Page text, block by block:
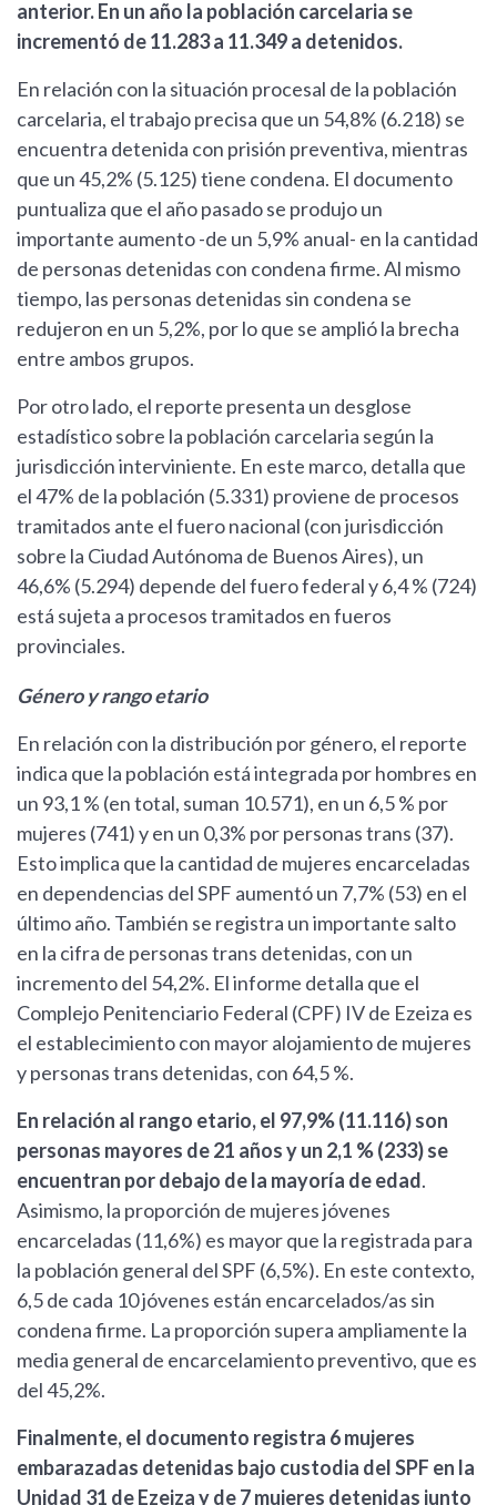
anterior. En un año la población carcelaria se
incrementó de 11.283 a 11.349 a detenidos.
En relación con la situación procesal de la población
carcelaria, el trabajo precisa que un 54,8% (6.218) se
encuentra detenida con prisión preventiva, mientras
que un 45,2% (5.125) tiene condena. El documento
puntualiza que el año pasado se produjo un
importante aumento -de un 5,9% anual- en la cantidad
de personas detenidas con condena firme. Al mismo
tiempo, las personas detenidas sin condena se
redujeron en un 5,2%, por lo que se amplió la brecha
entre ambos grupos.
Por otro lado, el reporte presenta un desglose
estadístico sobre la población carcelaria según la
jurisdicción interviniente. En este marco, detalla que
el 47% de la población (5.331) proviene de procesos
tramitados ante el fuero nacional (con jurisdicción
sobre la Ciudad Autónoma de Buenos Aires), un
46,6% (5.294) depende del fuero federal y 6,4 % (724)
está sujeta a procesos tramitados en fueros
provinciales.
Género y rango etario
En relación con la distribución por género, el reporte
indica que la población está integrada por hombres en
un 93,1 % (en total, suman 10.571), en un 6,5 % por
mujeres (741) y en un 0,3% por personas trans (37).
Esto implica que la cantidad de mujeres encarceladas
en dependencias del SPF aumentó un 7,7% (53) en el
último año. También se registra un importante salto
en la cifra de personas trans detenidas, con un
incremento del 54,2%. El informe detalla que el
Complejo Penitenciario Federal (CPF) IV de Ezeiza es
el establecimiento con mayor alojamiento de mujeres
y personas trans detenidas, con 64,5 %.
En relación al rango etario, el 97,9% (11.116) son
personas mayores de 21 años y un 2,1 % (233) se
encuentran por debajo de la mayoría de edad.
Asimismo, la proporción de mujeres jóvenes
encarceladas (11,6%) es mayor que la registrada para
la población general del SPF (6,5%). En este contexto,
6,5 de cada 10 jóvenes están encarcelados/as sin
condena firme. La proporción supera ampliamente la
media general de encarcelamiento preventivo, que es
del 45,2%.
Finalmente, el documento registra 6 mujeres
embarazadas detenidas bajo custodia del SPF en la
Unidad 31 de Ezeiza y de 7 mujeres detenidas junto